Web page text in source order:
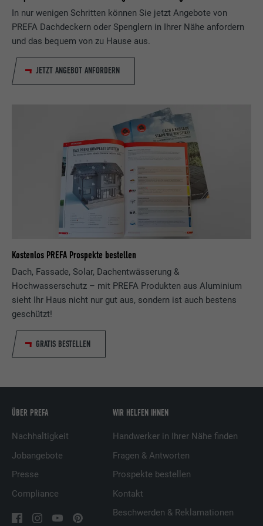
In nur wenigen Schritten können Sie jetzt Angebote von
PREFA Dachdeckern oder Spenglern in Ihrer Nähe anfordern
und das bequem von zu Hause aus.
JETZT ANGEBOT ANFORDERN
Kostenlos PREFA Prospekte bestellen
Dach, Fassade, Solar, Dachentwässerung &
Hochwasserschutz – mit PREFA Produkten aus Aluminium
sieht Ihr Haus nicht nur gut aus, sondern ist auch bestens
geschützt!
GRATIS BESTELLEN
ÜBER PREFA
Nachhaltigkeit
Jobangebote
Presse
Compliance
WIR HELFEN IHNEN
Handwerker in Ihrer Nähe finden
Fragen & Antworten
Prospekte bestellen
Kontakt
Beschwerden & Reklamationen
Laufzeit 90 Tage
Wird testweise gesetzt, um zu prüfen, ob
der Browser das Setzen von Cookies
erlaubt. Enthält keine
Identifikationsmerkmale.
Name lang
Webseite ein eingebettetes "Folgen Sie
uns"-Fenster enthält.
bcookie
LinkedIn
Zweck
Verwendet vom Social-Networking-Dienst
LinkedIn für die Verfolgung der
Verwendung von eingebetteten
Dienstleistungen.
Verwendet vom Social-Networking-Dienst
Verwendung von eingebetteten
Anbieter